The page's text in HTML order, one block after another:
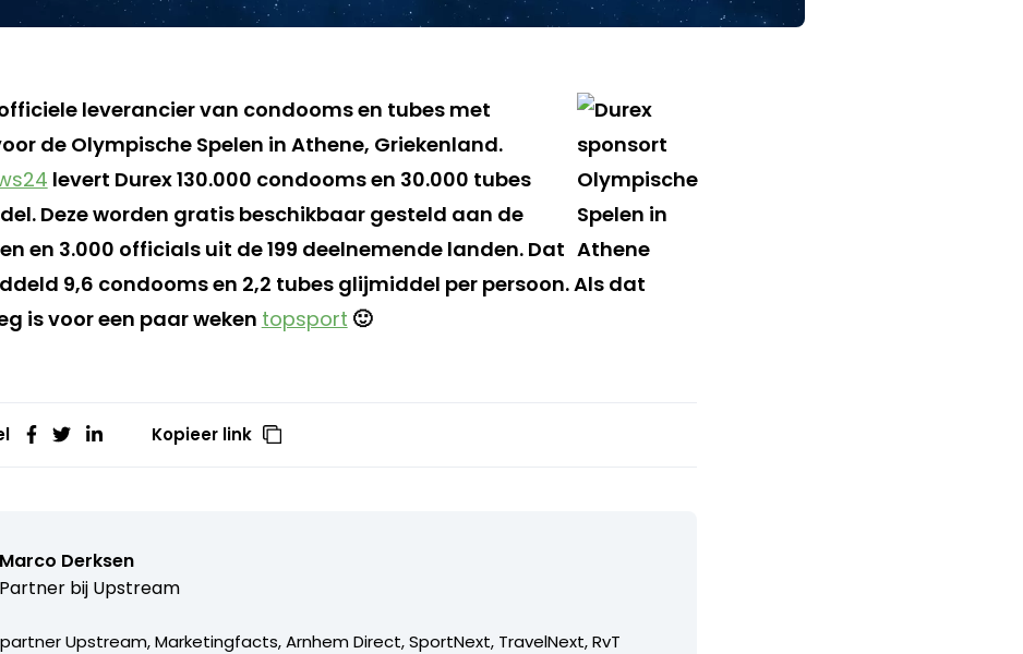
leverancier van condooms en tubes met
de Olympische Spelen in Athene, Griekenland.
levert Durex 130.000 condooms en 30.000 tubes
Deze worden gratis beschikbaar gesteld aan de
en 3.000 officials uit de 199 deelnemende landen. Dat
9,6 condooms en 2,2 tubes glijmiddel per persoon. Als dat
is voor een paar weken topsport 🙂
Kopieer link
Marco Derksen
Partner bij Upstream
Upstream, Marketingfacts, Arnhem Direct, SportNext, TravelNext, RvT